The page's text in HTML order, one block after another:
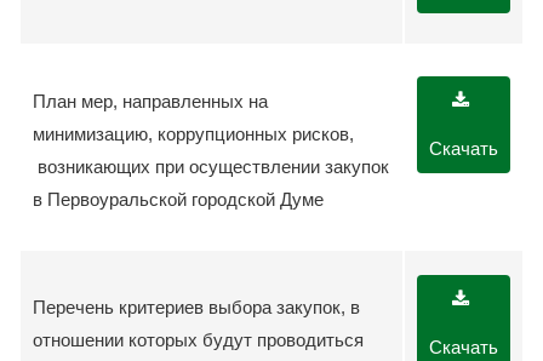
План мер, направленных на
минимизацию, коррупционных рисков,
возникающих при осуществлении закупок
в Первоуральской городской Думе
Скачать
Перечень критериев выбора закупок, в
отношении которых будут проводиться
Скачать